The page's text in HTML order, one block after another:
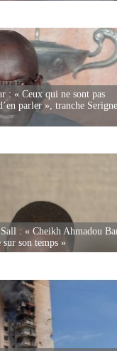
: « Ceux qui ne sont pas
parler », tranche Serigne
: « Cheikh Ahmadou
sur son temps »